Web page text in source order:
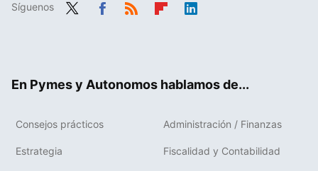
Síguenos
En Pymes y Autonomos hablamos de...
Consejos prácticos Administración / Finanzas
Estrategia Fiscalidad y Contabilidad